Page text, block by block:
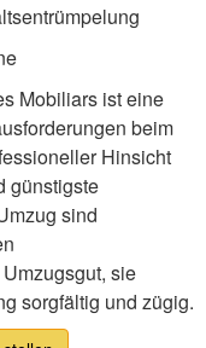
Mobiliars ist eine
beim
Hinsicht
günstigste
sind
sie
sorgfältig und zügig.